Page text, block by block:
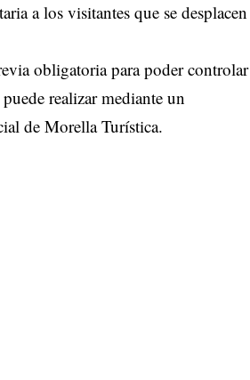
a los visitantes que se desplacen
obligatoria para poder controlar
realizar mediante un
de Morella Turística.